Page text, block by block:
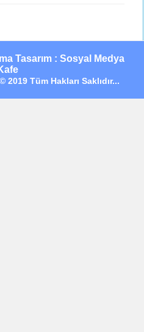
Tasarım : Sosyal Medya
Tüm Hakları Saklıdır...